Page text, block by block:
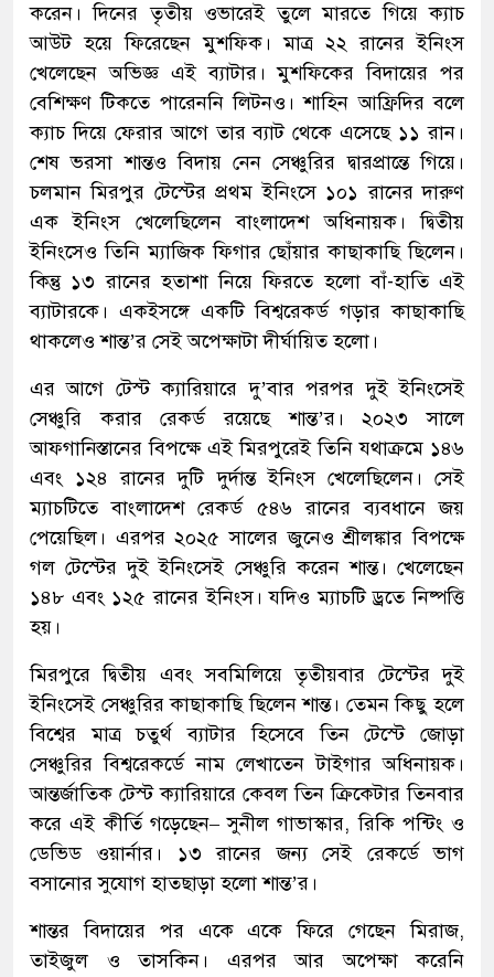
করেন। দিনের তৃতীয় ওভারেই তুলে মারতে গিয়ে ক্যাচ
আউট হয়ে ফিরেছেন মুশফিক। মাত্র ২২ রানের ইনিংস
খেলেছেন অভিজ্ঞ এই ব্যাটার। মুশফিকের বিদায়ের পর
বেশিক্ষণ টিকতে পারেননি লিটনও। শাহিন আফ্রিদির বলে
ক্যাচ দিয়ে ফেরার আগে তার ব্যাট থেকে এসেছে ১১ রান।
শেষ ভরসা শান্তও বিদায় নেন সেঞ্চুরির দ্বারপ্রান্তে গিয়ে।
চলমান মিরপুর টেস্টের প্রথম ইনিংসে ১০১ রানের দারুণ
এক ইনিংস খেলেছিলেন বাংলাদেশ অধিনায়ক। দ্বিতীয়
ইনিংসেও তিনি ম্যাজিক ফিগার ছোঁয়ার কাছাকাছি ছিলেন।
কিন্তু ১৩ রানের হতাশা নিয়ে ফিরতে হলো বাঁ-হাতি এই
ব্যাটারকে। একইসঙ্গে একটি বিশ্বরেকর্ড গড়ার কাছাকাছি
থাকলেও শান্ত’র সেই অপেক্ষাটা দীর্ঘায়িত হলো।
এর আগে টেস্ট ক্যারিয়ারে দু’বার পরপর দুই ইনিংসেই
সেঞ্চুরি করার রেকর্ড রয়েছে শান্ত’র। ২০২৩ সালে
আফগানিস্তানের বিপক্ষে এই মিরপুরেই তিনি যথাক্রমে ১৪৬
এবং ১২৪ রানের দুটি দুর্দান্ত ইনিংস খেলেছিলেন। সেই
ম্যাচটিতে বাংলাদেশ রেকর্ড ৫৪৬ রানের ব্যবধানে জয়
পেয়েছিল। এরপর ২০২৫ সালের জুনেও শ্রীলঙ্কার বিপক্ষে
গল টেস্টের দুই ইনিংসেই সেঞ্চুরি করেন শান্ত। খেলেছেন
১৪৮ এবং ১২৫ রানের ইনিংস। যদিও ম্যাচটি ড্রতে নিষ্পত্তি
হয়।
মিরপুরে দ্বিতীয় এবং সবমিলিয়ে তৃতীয়বার টেস্টের দুই
ইনিংসেই সেঞ্চুরির কাছাকাছি ছিলেন শান্ত। তেমন কিছু হলে
বিশ্বের মাত্র চতুর্থ ব্যাটার হিসেবে তিন টেস্টে জোড়া
সেঞ্চুরির বিশ্বরেকর্ডে নাম লেখাতেন টাইগার অধিনায়ক।
আন্তর্জাতিক টেস্ট ক্যারিয়ারে কেবল তিন ক্রিকেটার তিনবার
করে এই কীর্তি গড়েছেন– সুনীল গাভাস্কার, রিকি পন্টিং ও
ডেভিড ওয়ার্নার। ১৩ রানের জন্য সেই রেকর্ডে ভাগ
বসানোর সুযোগ হাতছাড়া হলো শান্ত’র।
শান্তর বিদায়ের পর একে একে ফিরে গেছেন মিরাজ,
তাইজুল ও তাসকিন। এরপর আর অপেক্ষা করেনি